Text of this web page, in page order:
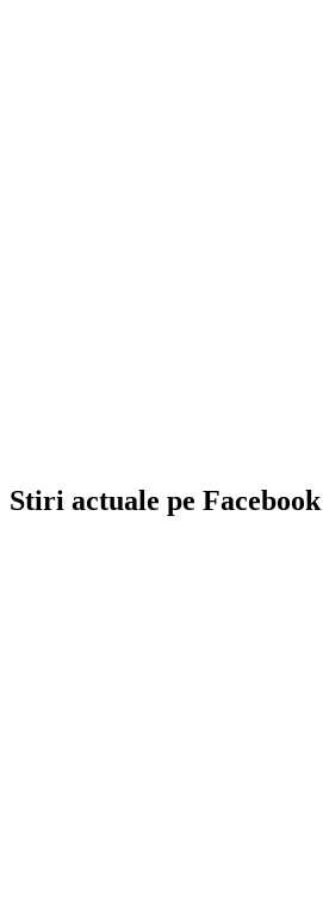
Stiri actuale pe Facebook